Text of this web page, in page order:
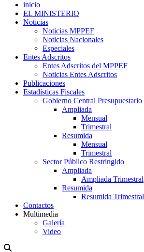
inicio
EL MINISTERIO
Noticias
Noticias MPPEF
Noticias Nacionales
Especiales
Entes Adscritos
Entes Adscritos del MPPEF
Noticias Entes Adscritos
Publicaciones
Estadísticas Fiscales
Gobierno Central Presupuestario
Ampliada
Mensual
Trimestral
Resumida
Mensual
Trimestral
Sector Público Restringido
Ampliada
Ampliada Trimestral
Resumida
Resumida Trimestral
Contactos
Multimedia
Galería
Video